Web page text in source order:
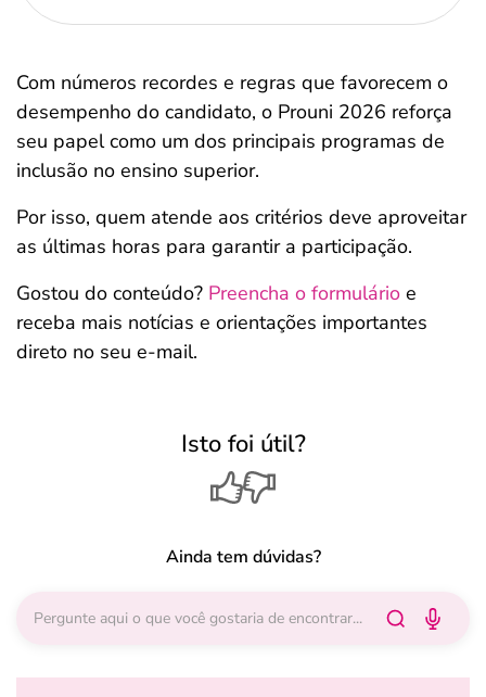
Com números recordes e regras que favorecem o
desempenho do candidato, o Prouni 2026 reforça
seu papel como um dos principais programas de
inclusão no ensino superior.
Por isso, quem atende aos critérios deve aproveitar
as últimas horas para garantir a participação.
Gostou do conteúdo? Preencha o formulário e
receba mais notícias e orientações importantes
direto no seu e-mail.
Isto foi útil?
Ainda tem dúvidas?